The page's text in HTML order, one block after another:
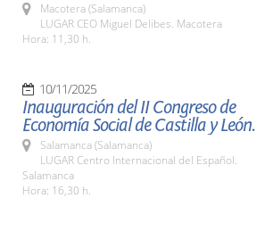
Macotera (Salamanca)
LUGAR CEO Miguel Delibes. Macotera
Hora: 11,30 h.
10/11/2025
Inauguración del II Congreso de
Economía Social de Castilla y León.
Salamanca (Salamanca)
LUGAR Centro Internacional del Español.
Salamanca
Hora: 16,30 h.